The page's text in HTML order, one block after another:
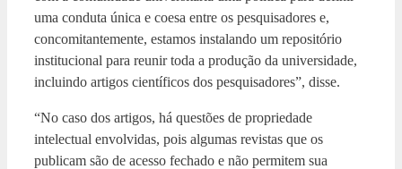
uma conduta única e coesa entre os pesquisadores e,
concomitantemente, estamos instalando um repositório
institucional para reunir toda a produção da universidade,
incluindo artigos científicos dos pesquisadores”, disse.
“No caso dos artigos, há questões de propriedade
intelectual envolvidas, pois algumas revistas que os
publicam são de acesso fechado e não permitem sua